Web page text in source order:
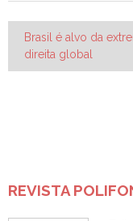
Navegação
de
Brasil é alvo da
direita global
REVISTA